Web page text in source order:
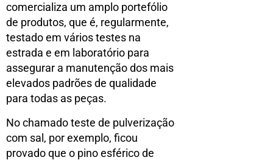
comercializa um amplo portefólio
de produtos, que é, regularmente,
testado em vários testes na
estrada e em laboratório para
assegurar a manutenção dos mais
elevados padrões de qualidade
para todas as peças.
No chamado teste de pulverização
com sal, por exemplo, ficou
provado que o pino esférico de